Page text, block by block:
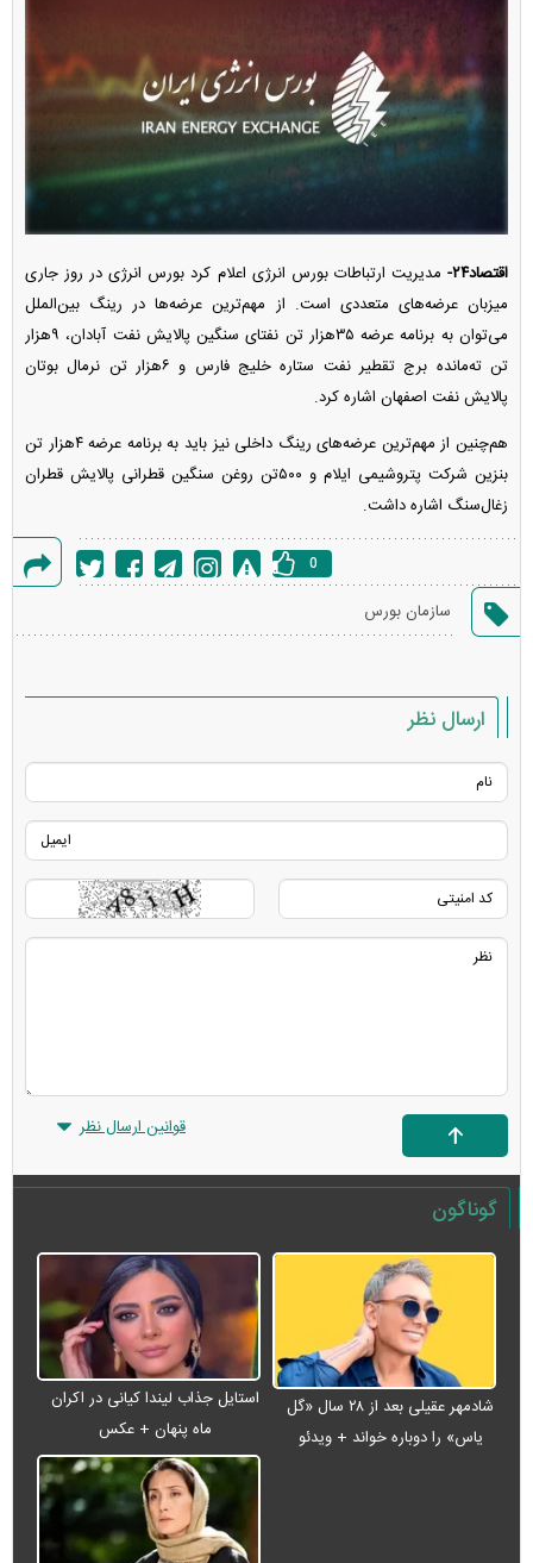
اقتصاد۲۴-
مدیریت ارتباطات بورس انرژی اعلام کرد بورس انرژی در روز جاری
میزبان عرضه‌های متعددی است. از مهم‌ترین عرضه‌ها در رینگ بین‌الملل
می‌توان به برنامه عرضه ۳۵هزار تن نفتای سنگین پالایش نفت آبادان، ۹هزار
تن ته‌مانده برج تقطیر نفت ستاره خلیج فارس و ۶هزار تن نرمال بوتان
پالایش نفت اصفهان اشاره کرد.
هم‌چنین از مهم‌ترین عرضه‌های رینگ داخلی نیز باید به برنامه عرضه ۴هزار تن
بنزین شرکت پتروشیمی ایلام و ۵۰۰تن روغن سنگین قطرانی پالایش قطران
زغال‌سنگ اشاره داشت.
خطا
0
سازمان بورس
ارسال نظر
قوانین ارسال نظر
گوناگون
شادمهر عقیلی بعد از ۲۸ سال «گل
یاس» را دوباره خواند + ویدئو
استایل جذاب لیندا کیانی در اکران
ماه پنهان + عکس